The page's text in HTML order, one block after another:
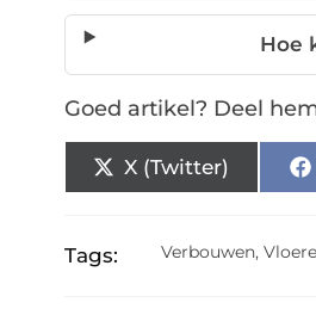
Hoe
Goed artikel? Deel
X (Twitter)
Tags: Verbouwen,